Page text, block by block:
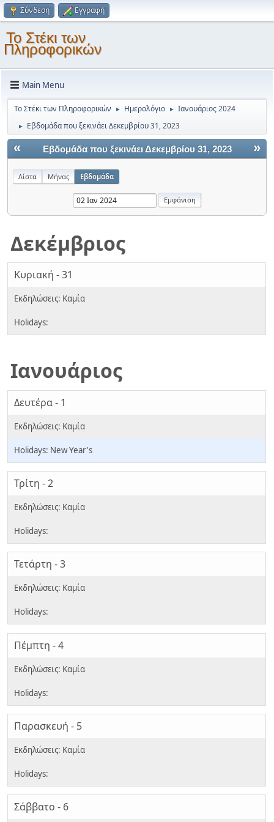
Σύνδεση Εγγραφή
Το Στέκι των
Πληροφορικών
Main Menu
Το Στέκι των Πληροφορικών ► Ημερολόγιο ► Ιανουάριος 2024
► Εβδομάδα που ξεκινάει Δεκεμβρίου 31, 2023
« »
Εβδομάδα που ξεκινάει Δεκεμβρίου 31, 2023
Λίστα Μήνας Εβδομάδα
Δεκέμβριος
Κυριακή - 31
Ιανουάριος
Δευτέρα - 1
New Year's
Τρίτη - 2
Τετάρτη - 3
Πέμπτη - 4
Παρασκευή - 5
Σάββατο - 6